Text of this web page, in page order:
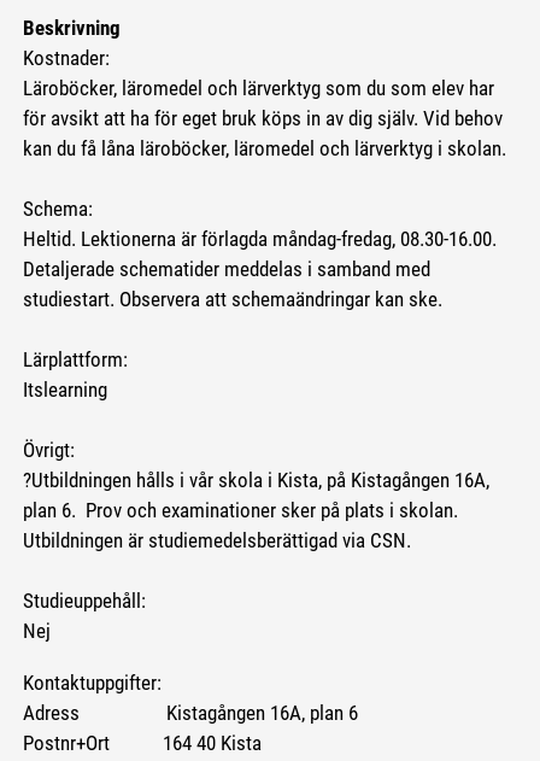
Beskrivning
Kostnader:
Läroböcker, läromedel och lärverktyg som du som elev har
för avsikt att ha för eget bruk köps in av dig själv. Vid behov
kan du få låna läroböcker, läromedel och lärverktyg i skolan.
Schema:
Heltid. Lektionerna är förlagda måndag-fredag, 08.30-16.00.
Detaljerade schematider meddelas i samband med
studiestart. Observera att schemaändringar kan ske.
Lärplattform:
Itslearning
Övrigt:
?Utbildningen hålls i vår skola i Kista, på Kistagången 16A,
plan 6. Prov och examinationer sker på plats i skolan.
Utbildningen är studiemedelsberättigad via CSN.
Studieuppehåll:
Nej
Kontaktuppgifter:
Adress Kistagången 16A, plan 6
Postnr+Ort 164 40 Kista